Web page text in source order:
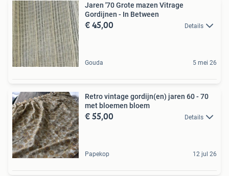
Jaren '70 Grote mazen Vitrage
Gordijnen - In Between
€ 45,00 Details
Gouda 5 mei 26
Retro vintage gordijn(en) jaren 60 - 70
met bloemen bloem
€ 55,00 Details
Papekop 12 jul 26